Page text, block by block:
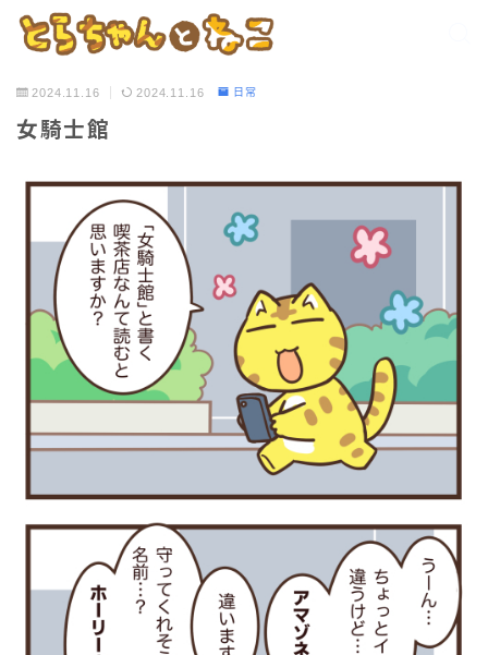
2024.11.16 2024.11.16 日常
女騎士館